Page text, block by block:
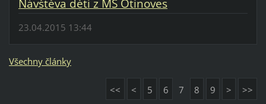
Návštěva dětí z MŠ Otinoves
23.04.2015 13:44
Všechny články
<< < 5 6 7 8 9 > >>